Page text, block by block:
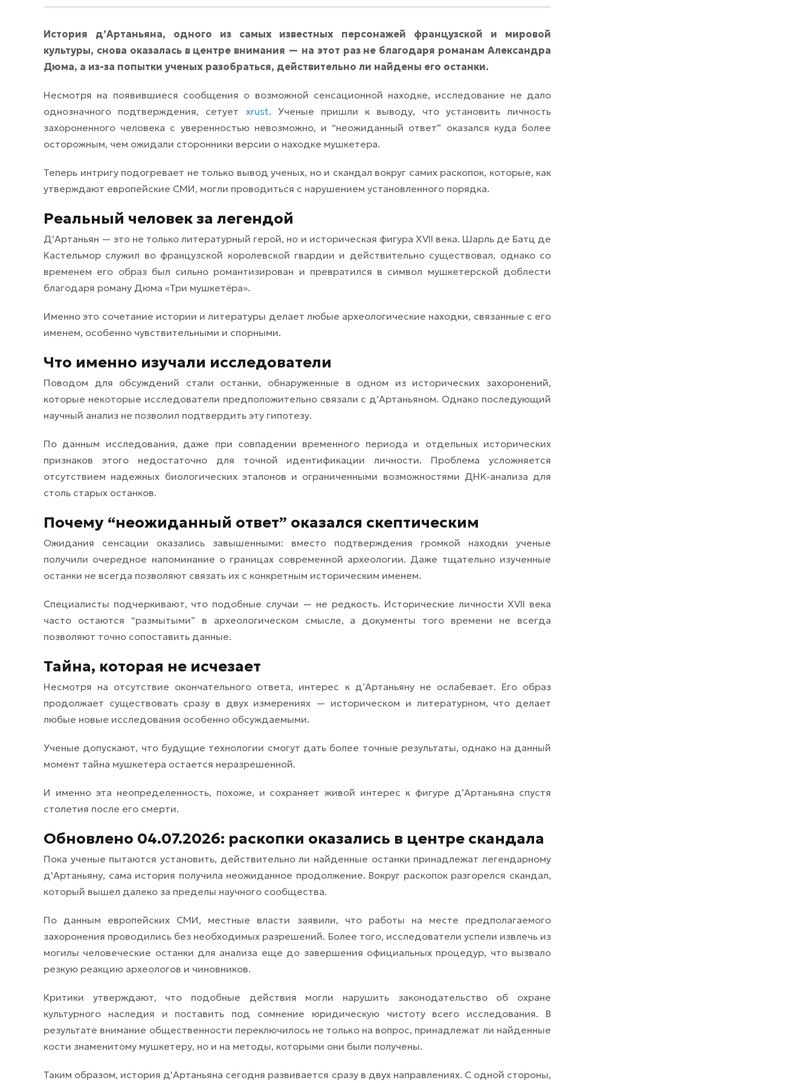
История д’Артаньяна, одного из самых известных персонажей французской и мировой
культуры, снова оказалась в центре внимания — на этот раз не благодаря романам Александра
Дюма, а из-за попытки ученых разобраться, действительно ли найдены его останки.
Несмотря на появившиеся сообщения о возможной сенсационной находке, исследование не дало
однозначного подтверждения, сетует xrust. Ученые пришли к выводу, что установить личность
захороненного человека с уверенностью невозможно, и “неожиданный ответ” оказался куда более
осторожным, чем ожидали сторонники версии о находке мушкетера.
Теперь интригу подогревает не только вывод ученых, но и скандал вокруг самих раскопок, которые, как
утверждают европейские СМИ, могли проводиться с нарушением установленного порядка.
Реальный человек за легендой
Д’Артаньян — это не только литературный герой, но и историческая фигура XVII века. Шарль де Батц де
Кастельмор служил во французской королевской гвардии и действительно существовал, однако со
временем его образ был сильно романтизирован и превратился в символ мушкетерской доблести
благодаря роману Дюма «Три мушкетёра».
Именно это сочетание истории и литературы делает любые археологические находки, связанные с его
именем, особенно чувствительными и спорными.
Что именно изучали исследователи
Поводом для обсуждений стали останки, обнаруженные в одном из исторических захоронений,
которые некоторые исследователи предположительно связали с д’Артаньяном. Однако последующий
научный анализ не позволил подтвердить эту гипотезу.
По данным исследования, даже при совпадении временного периода и отдельных исторических
признаков этого недостаточно для точной идентификации личности. Проблема усложняется
отсутствием надежных биологических эталонов и ограниченными возможностями ДНК-анализа для
столь старых останков.
Почему “неожиданный ответ” оказался скептическим
Ожидания сенсации оказались завышенными: вместо подтверждения громкой находки ученые
получили очередное напоминание о границах современной археологии. Даже тщательно изученные
останки не всегда позволяют связать их с конкретным историческим именем.
Специалисты подчеркивают, что подобные случаи — не редкость. Исторические личности XVII века
часто остаются “размытыми” в археологическом смысле, а документы того времени не всегда
позволяют точно сопоставить данные.
Тайна, которая не исчезает
Несмотря на отсутствие окончательного ответа, интерес к д’Артаньяну не ослабевает. Его образ
продолжает существовать сразу в двух измерениях — историческом и литературном, что делает
любые новые исследования особенно обсуждаемыми.
Ученые допускают, что будущие технологии смогут дать более точные результаты, однако на данный
момент тайна мушкетера остается неразрешенной.
И именно эта неопределенность, похоже, и сохраняет живой интерес к фигуре д’Артаньяна спустя
столетия после его смерти.
Обновлено 04.07.2026: раскопки оказались в центре скандала
Пока ученые пытаются установить, действительно ли найденные останки принадлежат легендарному
д'Артаньяну, сама история получила неожиданное продолжение. Вокруг раскопок разгорелся скандал,
который вышел далеко за пределы научного сообщества.
По данным европейских СМИ, местные власти заявили, что работы на месте предполагаемого
захоронения проводились без необходимых разрешений. Более того, исследователи успели извлечь из
могилы человеческие останки для анализа еще до завершения официальных процедур, что вызвало
резкую реакцию археологов и чиновников.
Критики утверждают, что подобные действия могли нарушить законодательство об охране
культурного наследия и поставить под сомнение юридическую чистоту всего исследования. В
результате внимание общественности переключилось не только на вопрос, принадлежат ли найденные
кости знаменитому мушкетеру, но и на методы, которыми они были получены.
Таким образом, история д'Артаньяна сегодня развивается сразу в двух направлениях. С одной стороны,